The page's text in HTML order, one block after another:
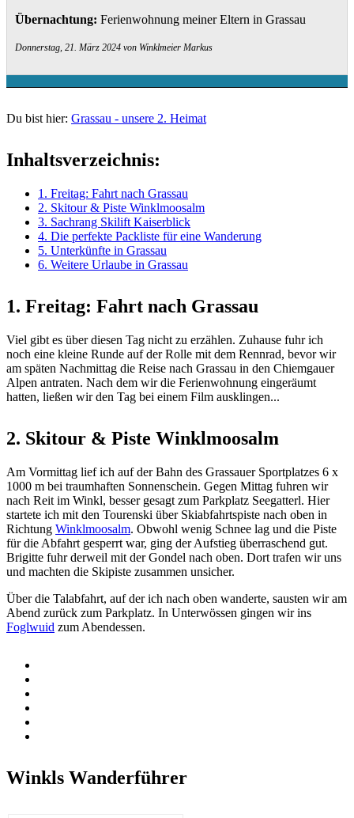
Übernachtung: Ferienwohnung meiner Eltern in Grassau
Donnerstag, 21. März 2024 von Winklmeier Markus
Du bist hier: Grassau - unsere 2. Heimat
Inhaltsverzeichnis:
1. Freitag: Fahrt nach Grassau
2. Skitour & Piste Winklmoosalm
3. Sachrang Skilift Kaiserblick
4. Die perfekte Packliste für eine Wanderung
5. Unterkünfte in Grassau
6. Weitere Urlaube in Grassau
1. Freitag: Fahrt nach Grassau
Viel gibt es über diesen Tag nicht zu erzählen. Zuhause fuhr ich
noch eine kleine Runde auf der Rolle mit dem Rennrad, bevor wir
am späten Nachmittag die Reise nach Grassau in den Chiemgauer
Alpen antraten. Nach dem wir die Ferienwohnung eingeräumt
hatten, ließen wir den Tag bei einem Film ausklingen...
2. Skitour & Piste Winklmoosalm
Am Vormittag lief ich auf der Bahn des Grassauer Sportplatzes 6 x
1000 m bei traumhaften Sonnenschein. Gegen Mittag fuhren wir
nach Reit im Winkl, besser gesagt zum Parkplatz Seegatterl. Hier
startete ich mit den Tourenski über Skiabfahrtspiste nach oben in
Richtung Winklmoosalm. Obwohl wenig Schnee lag und die Piste
für die Abfahrt gesperrt war, ging der Aufstieg überraschend gut.
Brigitte fuhr derweil mit der Gondel nach oben. Dort trafen wir uns
und machten die Skipiste zusammen unsicher.
Über die Talabfahrt, auf der ich nach oben wanderte, sausten wir am
Abend zurück zum Parkplatz. In Unterwössen gingen wir ins
Foglwuid zum Abendessen.
Winkls Wanderführer